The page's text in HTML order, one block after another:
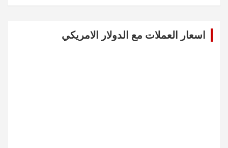
اسعار العملات مع الدولار الامريكي